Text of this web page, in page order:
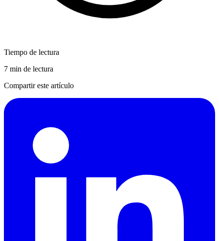
Tiempo de lectura
7 min de lectura
Compartir este artículo